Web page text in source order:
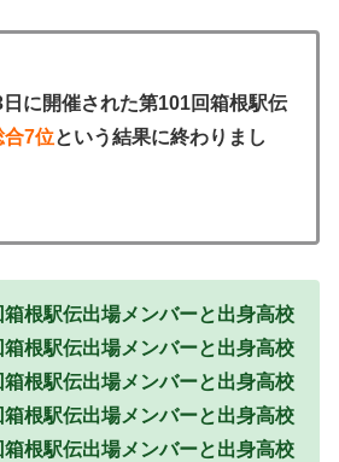
に開催された第101回箱根駅伝
合7位という結果に終わりまし
根駅伝出場メンバーと出身高校
根駅伝出場メンバーと出身高校
箱根駅伝出場メンバーと出身高校
箱根駅伝出場メンバーと出身高校
箱根駅伝出場メンバーと出身高校